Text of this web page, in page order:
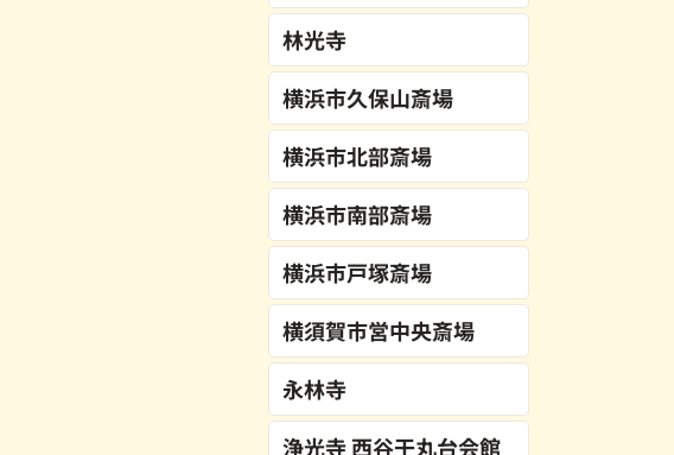
林光寺
横浜市久保山斎場
横浜市北部斎場
横浜市南部斎場
横浜市戸塚斎場
横須賀市営中央斎場
永林寺
浄光寺 西谷干丸台会館